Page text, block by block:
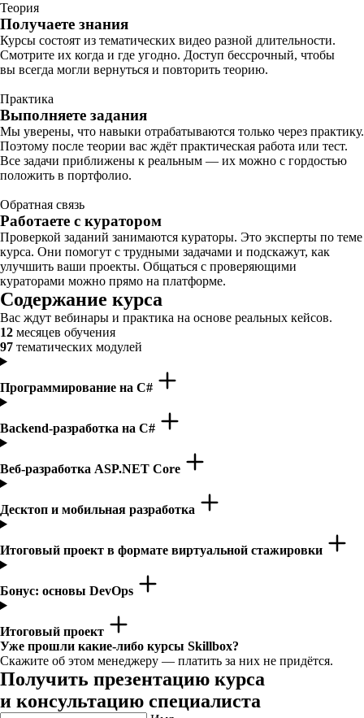
Теория
Получаете знания
Курсы состоят из тематических видео разной длительности.
Смотрите их когда и где угодно. Доступ бессрочный, чтобы
вы всегда могли вернуться и повторить теорию.
Практика
Выполняете задания
Мы уверены, что навыки отрабатываются только через практику.
Поэтому после теории вас ждёт практическая работа или тест.
Все задачи приближены к реальным — их можно с гордостью
положить в портфолио.
Обратная связь
Работаете с куратором
Проверкой заданий занимаются кураторы. Это эксперты по теме
курса. Они помогут с трудными задачами и подскажут, как
улучшить ваши проекты. Общаться с проверяющими
кураторами можно прямо на платформе.
Содержание курса
Вас ждут вебинары и практика на основе реальных кейсов.
12 месяцев обучения
97 тематических модулей
Программирование на C#
Backend-разработка на C#
Веб-разработка ASP.NET Core
Десктоп и мобильная разработка
Итоговый проект в формате виртуальной стажировки
Бонус: основы DevOps
Итоговый проект
Уже прошли какие-либо курсы Skillbox?
Скажите об этом менеджеру — платить за них не придётся.
Получить презентацию курса
и консультацию специалиста